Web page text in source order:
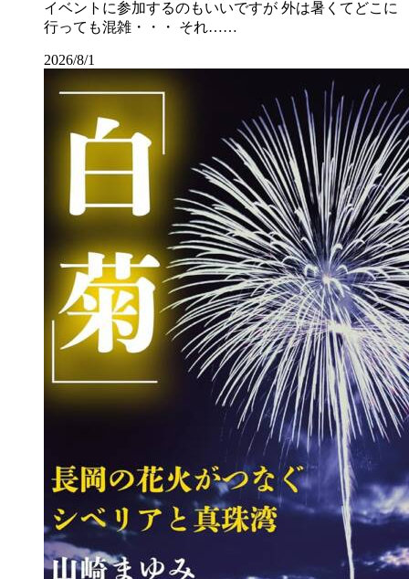
イベントに参加するのもいいですが 外は暑くてどこに
行っても混雑・・・ それ……
2026/8/1